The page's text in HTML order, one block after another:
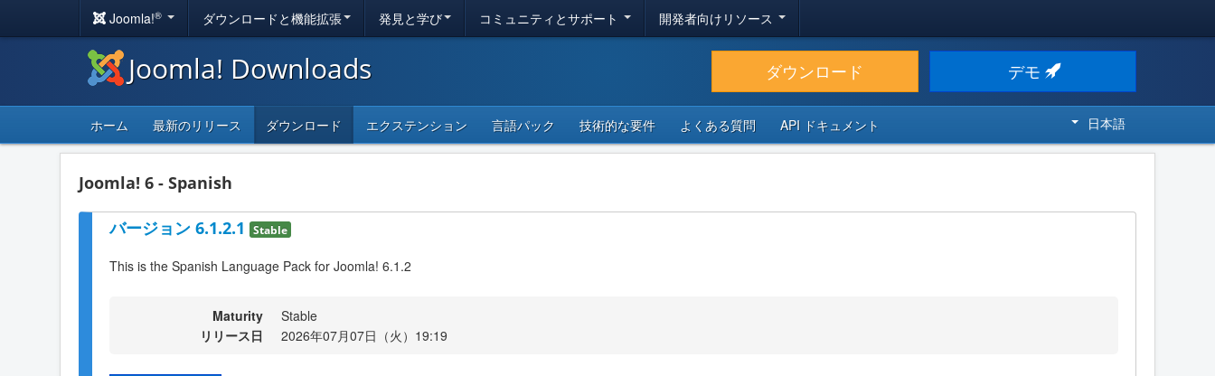
Joomla!® ダウンロードと機能拡張 発見と学び コミュニティとサポート 開発者向けリソース
Joomla! Downloads ダウンロード デモ
ホーム 最新のリリース ダウンロード エクステンション 言語パック 技術的な要件 よくある質問 API ドキュメント 日本語
Joomla! 6 - Spanish
バージョン 6.1.2.1 Stable
This is the Spanish Language Pack for Joomla! 6.1.2
Maturity
Stable
リリース日
2026年07月07日（火）19:19